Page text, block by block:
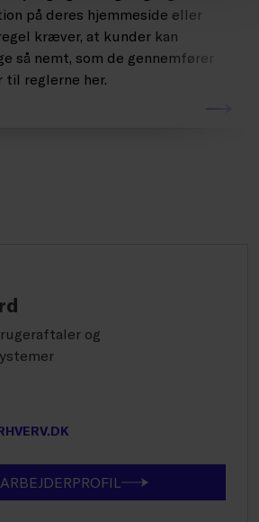
på deres hjemmeside eller
regel kræver, at kunder kan
så nemt, som de gennemfører
til reglerne her.
og